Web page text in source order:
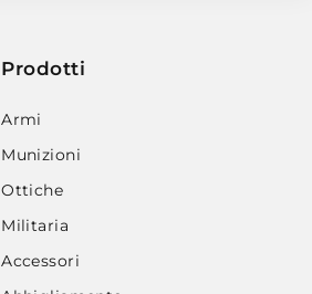
Prodotti
Armi
Munizioni
Ottiche
Militaria
Accessori